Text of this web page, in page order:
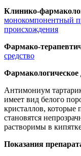
Клинико-
монокомпонентный
происхождения
Фармако-
средство
Фармакологическое
Антимониум
имеет вид белого
кристаллов,
становятся
растворимы в
Показания